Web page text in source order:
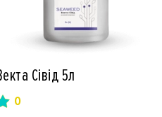
Сівід 5л
0